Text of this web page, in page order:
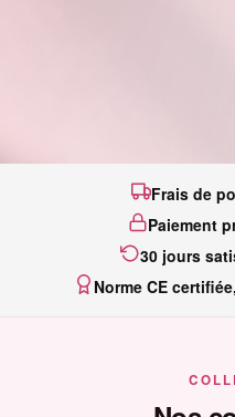
Frais de
Paiement
30 jours
Norme CE